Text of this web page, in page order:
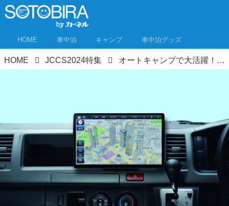
HOME 車中泊 キャンプ 車中泊グッズ
HOME JCCS2024特集 オートキャンプで大活躍！頼りになるカーナビ「ストラーダF1X PREMIUM10 CN-F1X10BGD」の魅力とは｜ジャパンキャンピングカーショー2024